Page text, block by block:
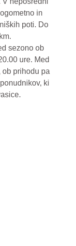
in
poti. Do
sezono ob
ure. Med
prihodu pa
ki